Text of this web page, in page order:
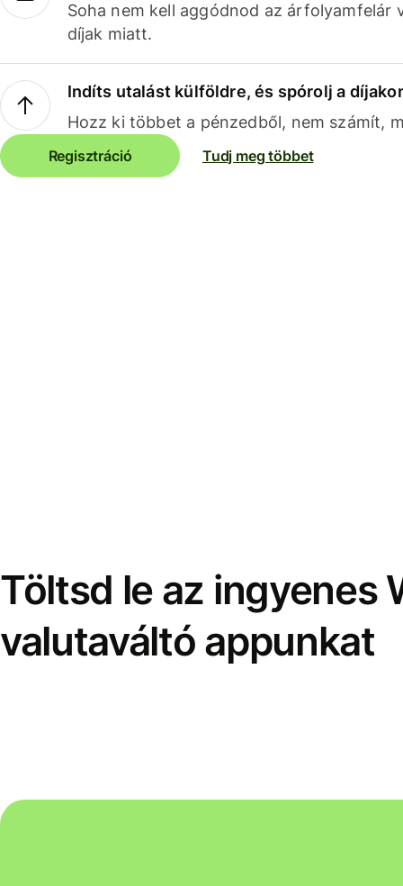
Soha nem kell aggódnod az árfolyamfelár
díjak miatt.
Indíts utalást külföldre, és spórolj a
Hozz ki többet a pénzedből, nem számít,
Regisztráció Tudj meg többet
Töltsd le az ingyenes
valutaváltó appunkat